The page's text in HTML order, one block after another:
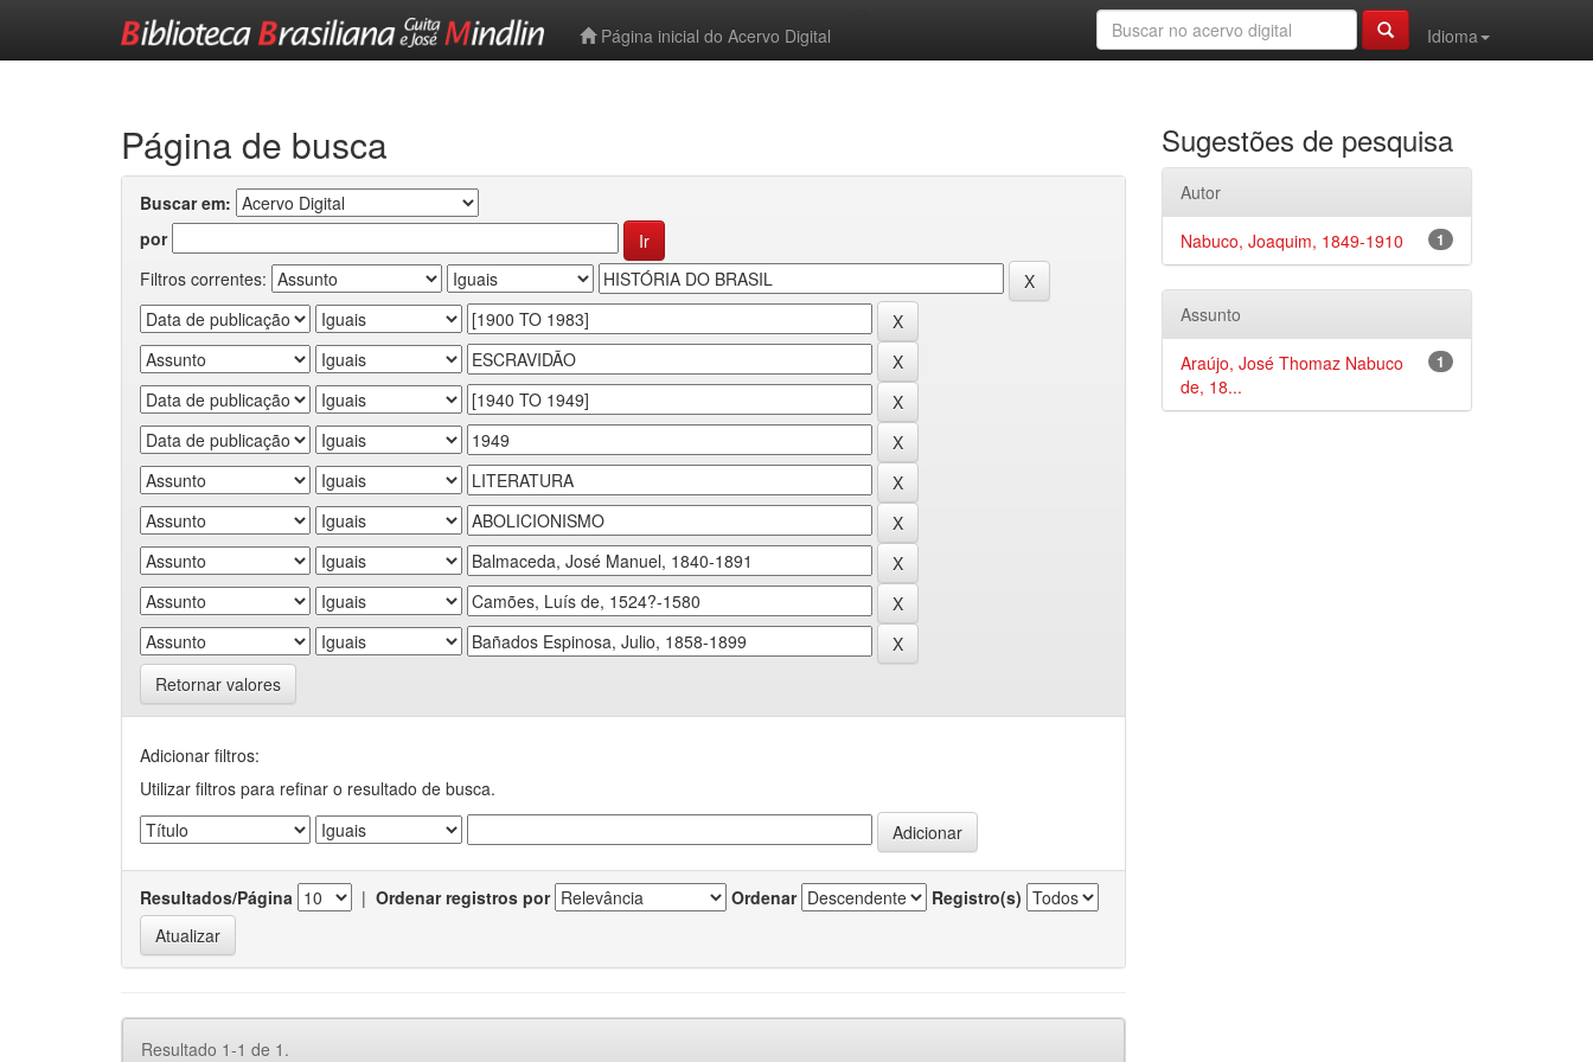
Página inicial do Acervo Digital
Idioma
Página de busca
Buscar em:
por
Filtros correntes:
Retornar valores
Adicionar filtros:
Utilizar filtros para refinar o resultado de busca.
Resultados/Página | Ordenar registros por Ordenar Registro(s)
Resultado 1-1 de 1.
Sugestões de pesquisa
Autor
1
Nabuco, Joaquim, 1849-1910
Assunto
1
Araújo, José Thomaz Nabuco
de, 18...